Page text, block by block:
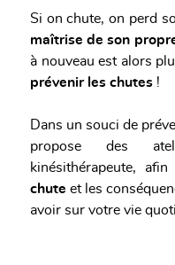
Si on chute, on perd
maîtrise de son
à nouveau est alors
prévenir les chutes !
Dans un souci de
propose des
kinésithérapeute, afin
chute et les
avoir sur votre vie